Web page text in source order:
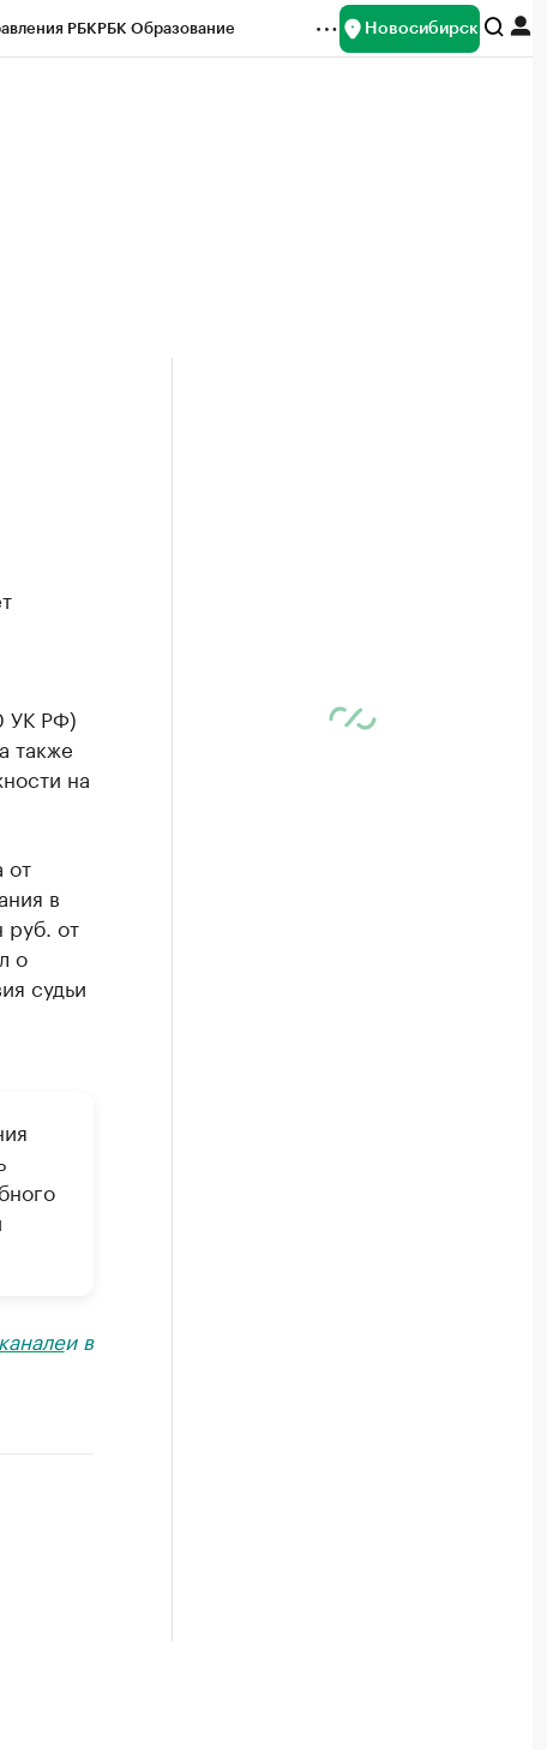
РБКРБК Образование Новосибирск
УК РФ)
также
на
от
в
руб. от
о
судьи
и в